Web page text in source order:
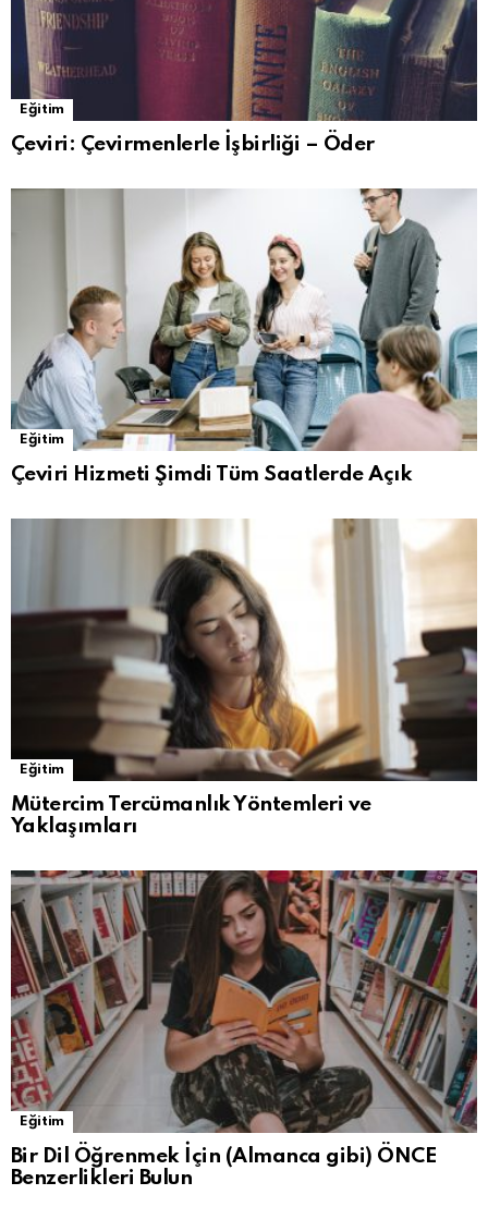
Eğitim
Çeviri: Çevirmenlerle İşbirliği – Öder
Eğitim
Çeviri Hizmeti Şimdi Tüm Saatlerde Açık
Eğitim
Mütercim Tercümanlık Yöntemleri ve
Yaklaşımları
Eğitim
Bir Dil Öğrenmek İçin (Almanca gibi) ÖNCE
Benzerlikleri Bulun